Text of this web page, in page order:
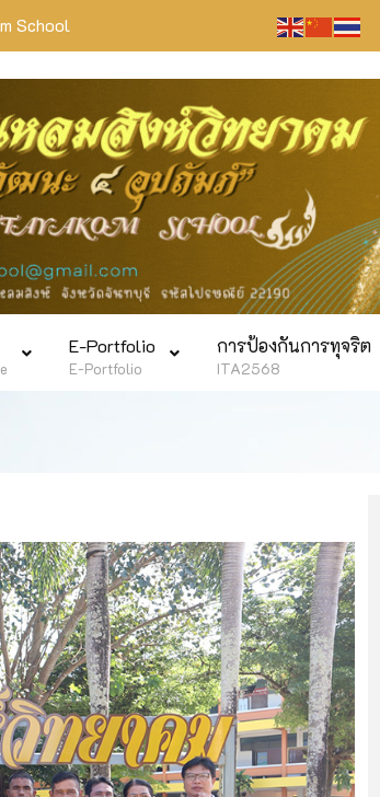
School
E-Portfolio
E-Portfolio
การป้องกันการทุจริต
ITA2568